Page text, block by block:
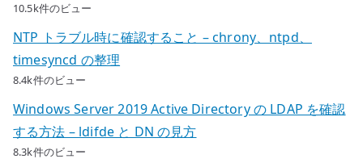
10.5k件のビュー
NTP トラブル時に確認すること – chrony、ntpd、
timesyncd の整理
8.4k件のビュー
Windows Server 2019 Active Directory の LDAP を確認
する方法 – ldifde と DN の見方
8.3k件のビュー